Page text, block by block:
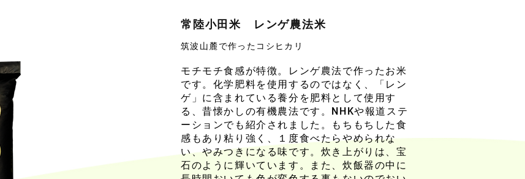
常陸小田米 レンゲ農法米
筑波山麓で作ったコシヒカリ
モチモチ食感が特徴。レンゲ農法で作ったお米
です。化学肥料を使用するのではなく、「レン
ゲ」に含まれている養分を肥料として使用す
る、昔懐かしの有機農法です。NHKや報道ステ
ーションでも紹介されました。もちもちした食
感もあり粘り強く、１度食べたらやめられな
い、やみつきになる味です。炊き上がりは、宝
石のように輝いています。また、炊飯器の中に